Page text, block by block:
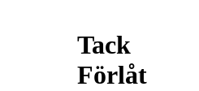
Tack
Förlåt